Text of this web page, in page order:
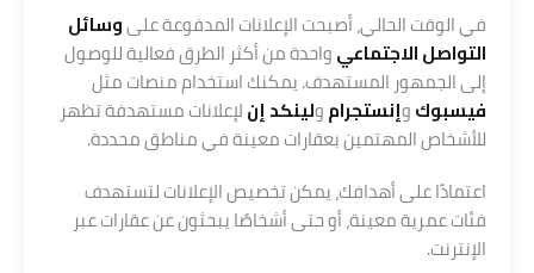
في الوقت الحالي، أصبحت الإعلانات المدفوعة علىوسائل
التواصل الاجتماعيواحدة من أكثر الطرق فعالية للوصول
إلى الجمهور المستهدف. يمكنك استخدام منصات مثل
فيسبوكوإنستجرامولينكد إنلإعلانات مستهدفة تظهر
للأشخاص المهتمين بعقارات معينة في مناطق محددة.
اعتمادًا على أهدافك، يمكن تخصيص الإعلانات لتستهدف
فئات عمرية معينة، أو حتى أشخاصًا يبحثون عن عقارات عبر
الإنترنت.